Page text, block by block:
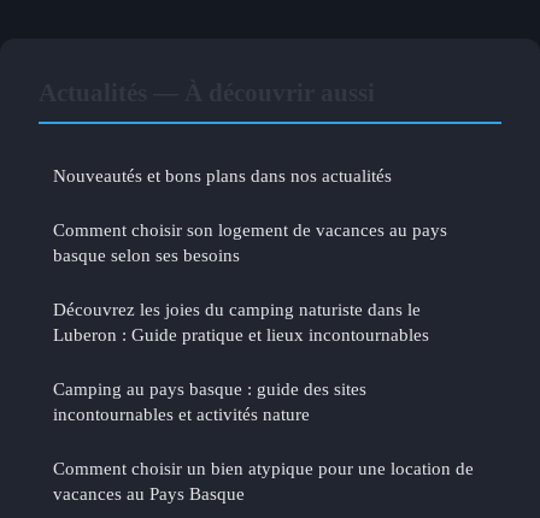
Nouveautés et bons plans dans nos actualités
Comment choisir son logement de vacances au pays
basque selon ses besoins
Découvrez les joies du camping naturiste dans le
Luberon : Guide pratique et lieux incontournables
Camping au pays basque : guide des sites
incontournables et activités nature
Comment choisir un bien atypique pour une location de
vacances au Pays Basque